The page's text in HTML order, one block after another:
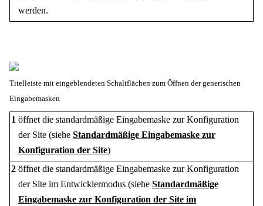
werden.
Titelleiste mit eingeblendeten Schaltflächen zum Öffnen der generischen
Eingabemasken
1 öffnet die standardmäßige Eingabemaske zur Konfiguration
der Site (siehe Standardmäßige Eingabemaske zur
Konfiguration der Site)
2 öffnet die standardmäßige Eingabemaske zur Konfiguration
der Site im Entwicklermodus (siehe Standardmäßige
Eingabemaske zur Konfiguration der Site im